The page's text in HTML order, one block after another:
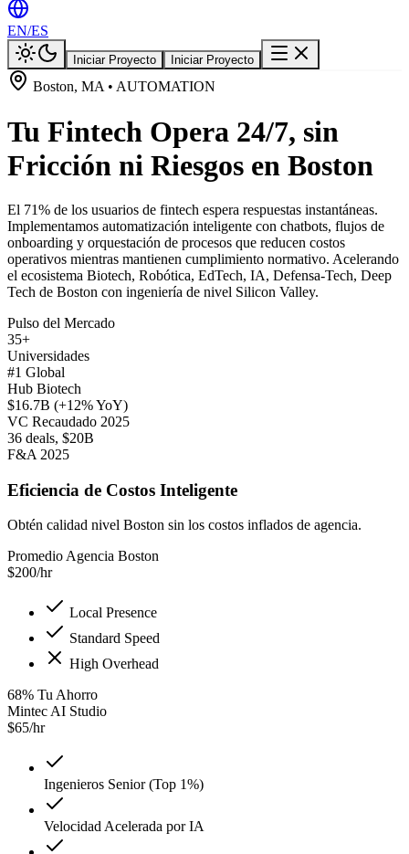
EN/ES
Iniciar Proyecto Iniciar Proyecto
Boston, MA • AUTOMATION
Tu Fintech Opera 24/7, sin
Fricción ni Riesgos en Boston
El 71% de los usuarios de fintech espera respuestas instantáneas.
Implementamos automatización inteligente con chatbots, flujos de
onboarding y orquestación de procesos que reducen costos
operativos mientras mantienen cumplimiento normativo. Acelerando
el ecosistema Biotech, Robótica, EdTech, IA, Defensa-Tech, Deep
Tech de Boston con ingeniería de nivel Silicon Valley.
Pulso del Mercado
35+
Universidades
#1 Global
Hub Biotech
$16.7B (+12% YoY)
VC Recaudado 2025
36 deals, $20B
F&A 2025
Eficiencia de Costos Inteligente
Obtén calidad nivel Boston sin los costos inflados de agencia.
Promedio Agencia Boston
$200/hr
Local Presence
Standard Speed
High Overhead
68% Tu Ahorro
Mintec AI Studio
$65/hr
Ingenieros Senior (Top 1%)
Velocidad Acelerada por IA